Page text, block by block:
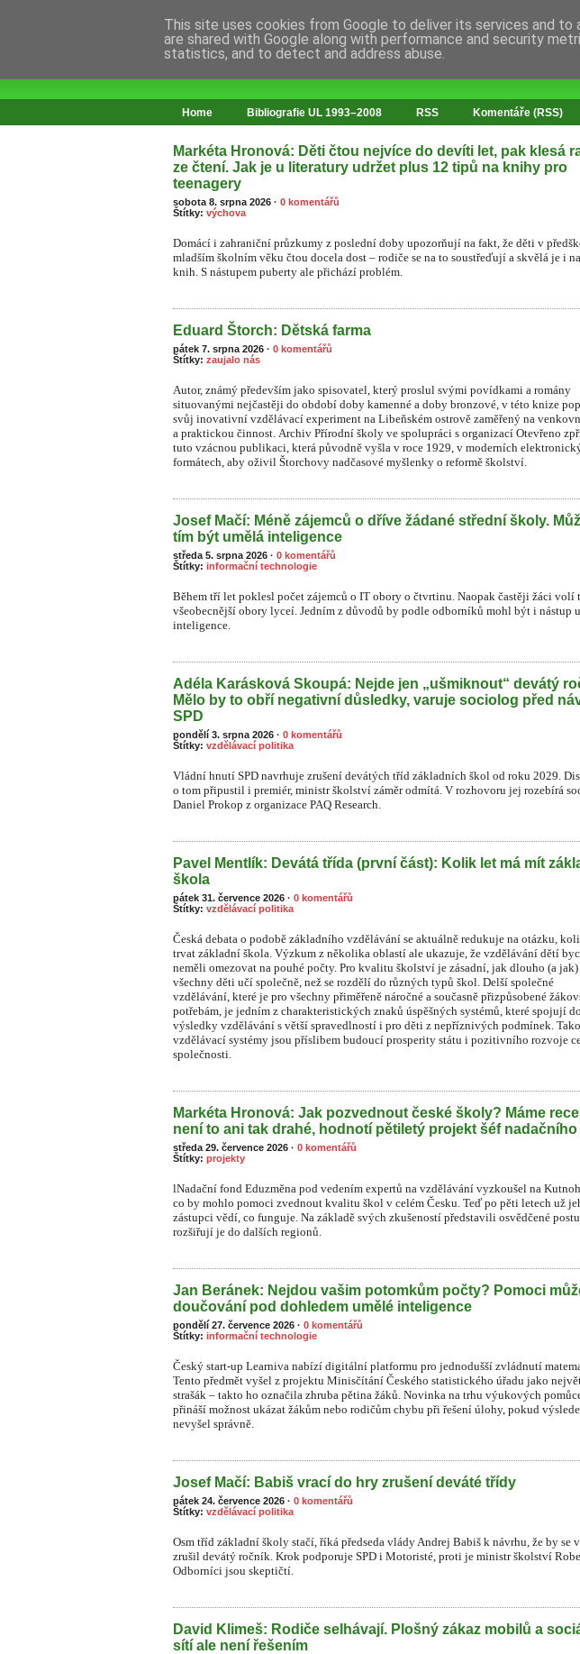
Home Bibliografie UL 1993–2008 RSS Komentáře (RSS)
Markéta Hronová: Děti čtou nejvíce do devíti let, pak klesá
ze čtení. Jak je u literatury udržet plus 12 tipů na knihy pro
teenagery
sobota 8. srpna 2026 · 0 komentářů
Štítky: výchova
Domácí i zahraniční průzkumy z poslední doby upozorňují na fakt, že děti v
mladším školním věku čtou docela dost – rodiče se na to soustřeďují a skvělá je i
knih. S nástupem puberty ale přichází problém.
Eduard Štorch: Dětská farma
pátek 7. srpna 2026 · 0 komentářů
Štítky: zaujalo nás
Autor, známý především jako spisovatel, který proslul svými povídkami a romány
situovanými nejčastěji do období doby kamenné a doby bronzové, v této knize
svůj inovativní vzdělávací experiment na Libeňském ostrově zaměřený na
a praktickou činnost. Archiv Přírodní školy ve spolupráci s organizací Otevřeno
tuto vzácnou publikaci, která původně vyšla v roce 1929, v moderních
formátech, aby oživil Štorchovy nadčasové myšlenky o reformě školství.
Josef Mačí: Méně zájemců o dříve žádané střední školy.
tím být umělá inteligence
středa 5. srpna 2026 · 0 komentářů
Štítky: informační technologie
Během tří let poklesl počet zájemců o IT obory o čtvrtinu. Naopak častěji žáci volí
všeobecnější obory lyceí. Jedním z důvodů by podle odborníků mohl být i nástup
inteligence.
Adéla Karásková Skoupá: Nejde jen „ušmiknout“ devátý
Mělo by to obří negativní důsledky, varuje sociolog před
SPD
pondělí 3. srpna 2026 · 0 komentářů
Štítky: vzdělávací politika
Vládní hnutí SPD navrhuje zrušení devátých tříd základních škol od roku 2029.
o tom připustil i premiér, ministr školství záměr odmítá. V rozhovoru jej rozebírá
Daniel Prokop z organizace PAQ Research.
Pavel Mentlík: Devátá třída (první část): Kolik let má mít
škola
pátek 31. července 2026 · 0 komentářů
Štítky: vzdělávací politika
Česká debata o podobě základního vzdělávání se aktuálně redukuje na otázku,
trvat základní škola. Výzkum z několika oblastí ale ukazuje, že vzdělávání dětí
neměli omezovat na pouhé počty. Pro kvalitu školství je zásadní, jak dlouho (a jak)
všechny děti učí společně, než se rozdělí do různých typů škol. Delší společné
vzdělávání, které je pro všechny přiměřeně náročné a současně přizpůsobené
potřebám, je jedním z charakteristických znaků úspěšných systémů, které spojují
výsledky vzdělávání s větší spravedlností i pro děti z nepříznivých podmínek.
vzdělávací systémy jsou příslibem budoucí prosperity státu i pozitivního rozvoje
společnosti.
Markéta Hronová: Jak pozvednout české školy? Máme
není to ani tak drahé, hodnotí pětiletý projekt šéf
středa 29. července 2026 · 0 komentářů
Štítky: projekty
lNadační fond Eduzměna pod vedením expertů na vzdělávání vyzkoušel na
co by mohlo pomoci zvednout kvalitu škol v celém Česku. Teď po pěti letech už
zástupci vědí, co funguje. Na základě svých zkušeností představili osvědčené
rozšiřují je do dalších regionů.
Jan Beránek: Nejdou vašim potomkům počty? Pomoci
doučování pod dohledem umělé inteligence
pondělí 27. července 2026 · 0 komentářů
Štítky: informační technologie
Český start-up Learniva nabízí digitální platformu pro jednodušší zvládnutí
Tento předmět vyšel z projektu Minisčítání Českého statistického úřadu jako
strašák – takto ho označila zhruba pětina žáků. Novinka na trhu výukových
přináší možnost ukázat žákům nebo rodičům chybu při řešení úlohy, pokud
nevyšel správně.
Josef Mačí: Babiš vrací do hry zrušení deváté třídy
pátek 24. července 2026 · 0 komentářů
Štítky: vzdělávací politika
Osm tříd základní školy stačí, říká předseda vlády Andrej Babiš k návrhu, že by se
zrušil devátý ročník. Krok podporuje SPD i Motoristé, proti je ministr školství
Odborníci jsou skeptičtí.
David Klimeš: Rodiče selhávají. Plošný zákaz mobilů a
sítí ale není řešením
This site uses cookies from Google to deliver its services and to
are shared with Google along with performance and security
statistics, and to detect and address abuse.